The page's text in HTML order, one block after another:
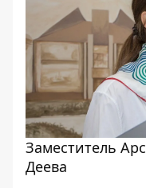
Заместитель
Деева